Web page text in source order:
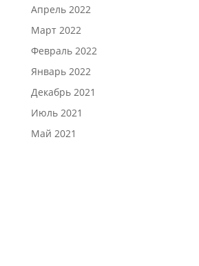
Апрель 2022
Март 2022
Февраль 2022
Январь 2022
Декабрь 2021
Июль 2021
Май 2021